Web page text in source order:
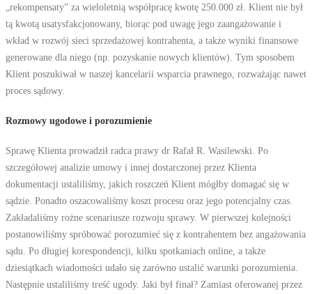
„rekompensaty” za wieloletnią współpracę kwotę 250.000 zł. Klient nie był
tą kwotą usatysfakcjonowany, biorąc pod uwagę jego zaangażowanie i
wkład w rozwój sieci sprzedażowej kontrahenta, a także wyniki finansowe
generowane dla niego (np. pozyskanie nowych klientów). Tym sposobem
Klient poszukiwał w naszej kancelarii wsparcia prawnego, rozważając nawet
proces sądowy.
Rozmowy ugodowe i porozumienie
Sprawę Klienta prowadził radca prawy dr Rafał R. Wasilewski. Po
szczegółowej analizie umowy i innej dostarczonej przez Klienta
dokumentacji ustaliliśmy, jakich roszczeń Klient mógłby domagać się w
sądzie. Ponadto oszacowaliśmy koszt procesu oraz jego potencjalny czas.
Zakładaliśmy rożne scenariusze rozwoju sprawy. W pierwszej kolejności
postanowiliśmy spróbować porozumieć się z kontrahentem bez angażowania
sądu. Po długiej korespondencji, kilku spotkaniach online, a także
dziesiątkach wiadomości udało się zarówno ustalić warunki porozumienia.
Następnie ustaliliśmy treść ugody. Jaki był finał? Zamiast oferowanej przez